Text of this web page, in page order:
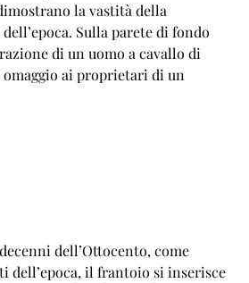
la vastità della
Sulla parete di fondo
di un uomo a cavallo di
ai proprietari di un
dell’Ottocento, come
dell’epoca, il frantoio si inserisce